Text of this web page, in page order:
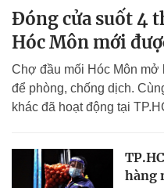
Đóng cửa suốt 4
Hóc Môn mới
Chợ đầu mối Hóc Môn mở
để phòng, chống dịch.
khác đã hoạt động tại
hàng